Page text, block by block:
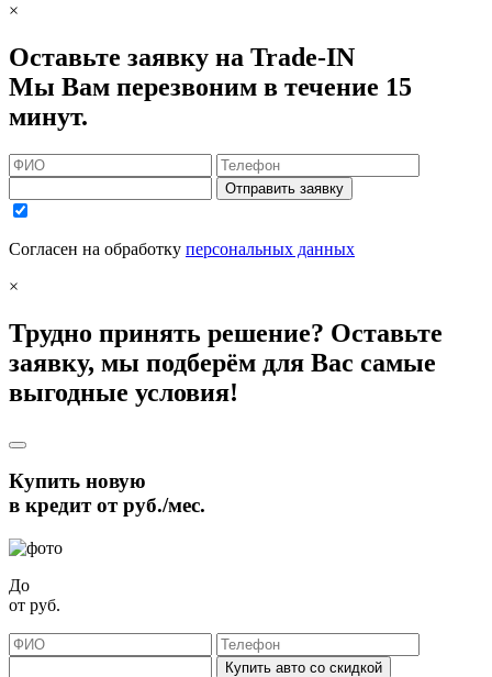
×
Оставьте заявку на Trade-IN
Мы Вам перезвоним в течение 15
минут.
Отправить заявку
Согласен на обработку персональных данных
×
Трудно принять решение? Оставьте
заявку, мы подберём для Вас самые
выгодные условия!
Купить новую
в кредит отруб./мес.
До
от руб.
Купить авто со скидкой